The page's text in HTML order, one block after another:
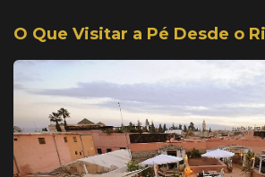
O Que Visitar a Pé Desde o